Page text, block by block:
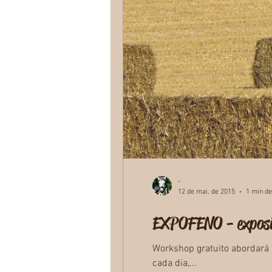
EXPOFENO -
Workshop gratuito abordará
cada dia,...
-
12 de mai. de 2015
1 min